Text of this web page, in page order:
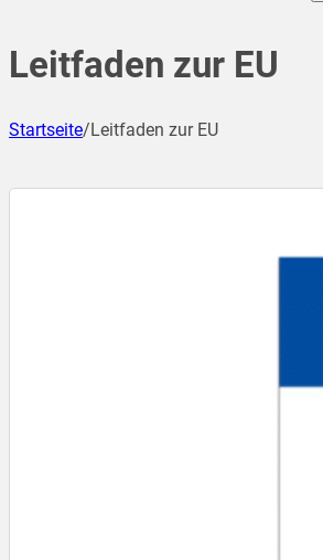
Leitfaden zur EU
Startseite/Leitfaden zur EU